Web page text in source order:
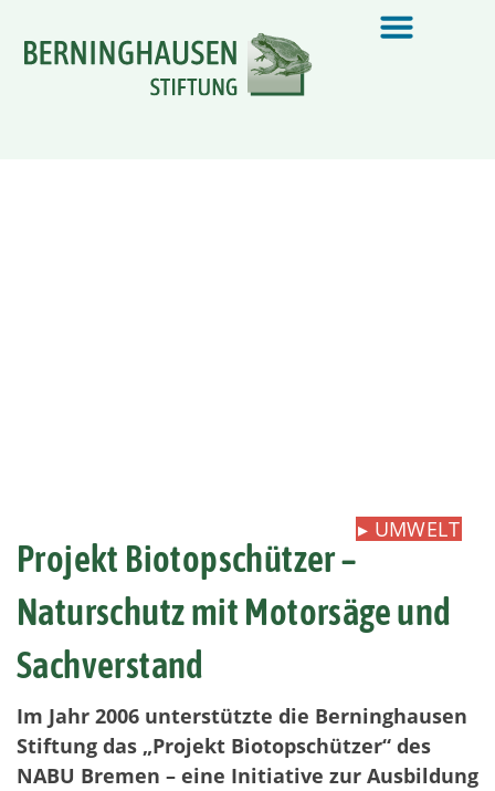
▸ UMWELT
Projekt Biotopschützer –
Naturschutz mit Motorsäge und
Sachverstand
Im Jahr 2006 unterstützte die Berninghausen
Stiftung das „Projekt Biotopschützer“ des
NABU Bremen – eine Initiative zur Ausbildung